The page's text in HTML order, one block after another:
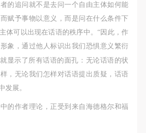
的追问就不是去问一个自由主体如何能
赋予事物以意义，而是问在什么条件下
体可以出现在话语的秩序中。“因此，作
象，通过他人标识出我们恐惧意义繁衍
显示了所有话语的面孔：无论话语的状
，无论我们怎样对话语提出质疑，话语
发展。
的作者理论，正受到来自海德格尔和福